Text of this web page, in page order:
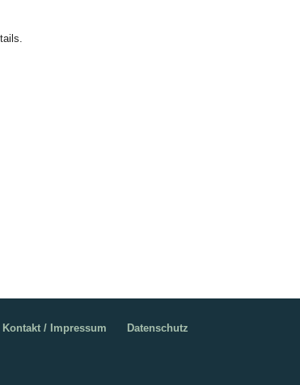
Kontakt / Impressum Datenschutz